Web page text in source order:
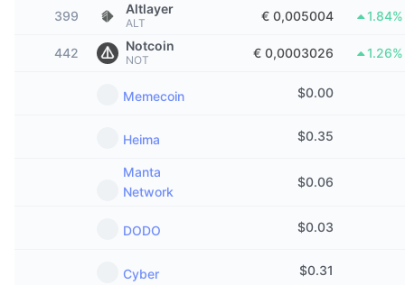
Voorspellingsmarkten
Trending
Financiën
ETF-stromen
Crypto-ETF's
Bitcoin ETF's
Ethereum (Ethereum) ETF's
Technische analyse
Vaardighedenmarktplaats
Site-widgets
399 Altlayer
ALT € 0,005004 1.84%
442 Notcoin
NOT € 0,0003026 1.26%
Memecoin $0.00
Heima $0.35
Manta
Network
$0.06
DODO $0.03
Cyber $0.31